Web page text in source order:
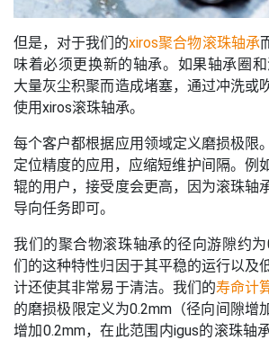
但是，对于我们的xiros聚合物滚珠轴承
味着必须更换新的轴承。如果轴承圈
大量灰尘积聚而造成堵塞，通过冲洗或
使用xiros滚珠轴承。
每个客户都根据应用领域定义磨损极限
定位精度的应用，应缩短维护间隔。例
辊的用户，接受度会更高，因为滚珠轴
导向任务即可。
我们的聚合物滚珠轴承的径向游隙约为
们的这种特性归因于其平稳的运行以及
计还使其非常易于清洁。我们的寿命计
的磨损极限定义为0.2mm（径向间隙增
增加0.2mm，在此范围内igus的滚珠轴